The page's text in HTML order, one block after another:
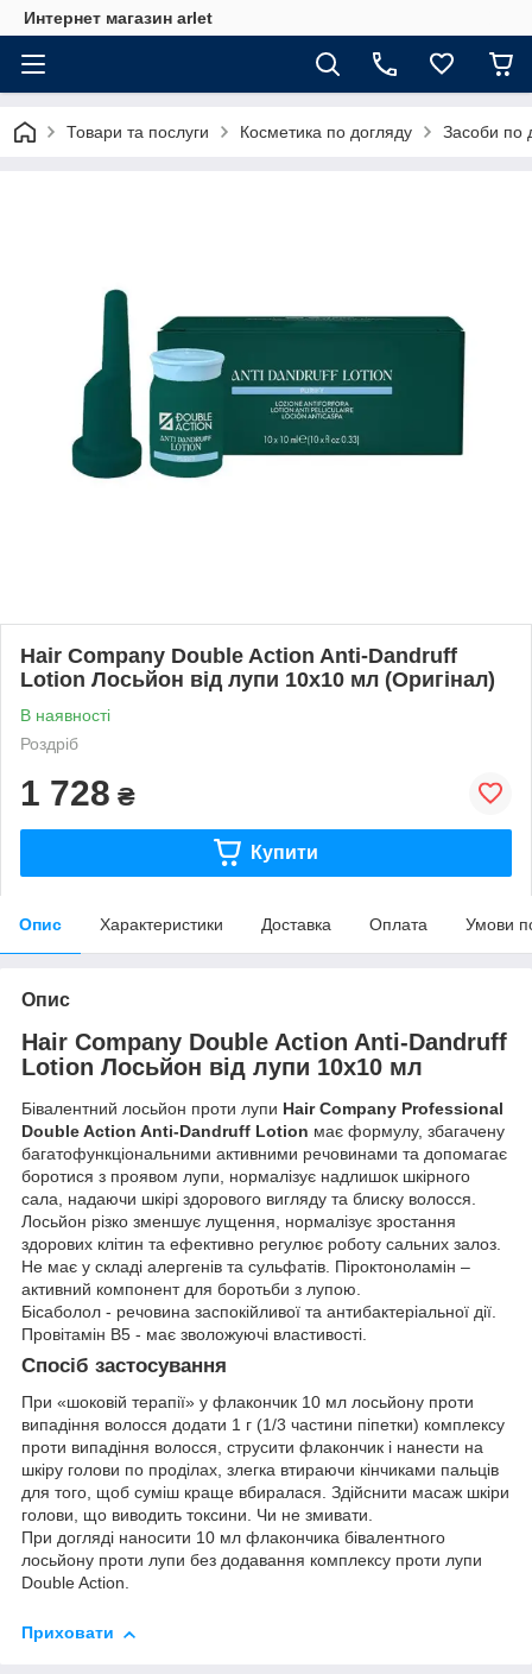
Интернет магазин arlet
Товари та послуги Косметика по догляду Засоби по
Hair Company Double Action Anti-Dandruff
Lotion Лосьйон від лупи 10х10 мл (Оригінал)
В наявності
Роздріб
1 728 ₴
Купити
Опис Характеристики Доставка Оплата Умови
Опис
Hair Company Double Action Anti-Dandruff
Lotion Лосьйон від лупи 10х10 мл
Бівалентний лосьйон проти лупи Hair Company Professional
Double Action Anti-Dandruff Lotion має формулу, збагачену
багатофункціональними активними речовинами та допомагає
боротися з проявом лупи, нормалізує надлишок шкірного
сала, надаючи шкірі здорового вигляду та блиску волосся.
Лосьйон різко зменшує лущення, нормалізує зростання
здорових клітин та ефективно регулює роботу сальних залоз.
Не має у складі алергенів та сульфатів. Піроктоноламін –
активний компонент для боротьби з лупою.
Бісаболол - речовина заспокійливої та антибактеріальної дії.
Провітамін B5 - має зволожуючі властивості.
Спосіб застосування
При «шоковій терапії» у флакончик 10 мл лосьйону проти
випадіння волосся додати 1 г (1/3 частини піпетки) комплексу
проти випадіння волосся, струсити флакончик і нанести на
шкіру голови по проділах, злегка втираючи кінчиками пальців
для того, щоб суміш краще вбиралася. Здійснити масаж шкіри
голови, що виводить токсини. Чи не змивати.
При догляді наносити 10 мл флакончика бівалентного
лосьйону проти лупи без додавання комплексу проти лупи
Double Action.
Приховати